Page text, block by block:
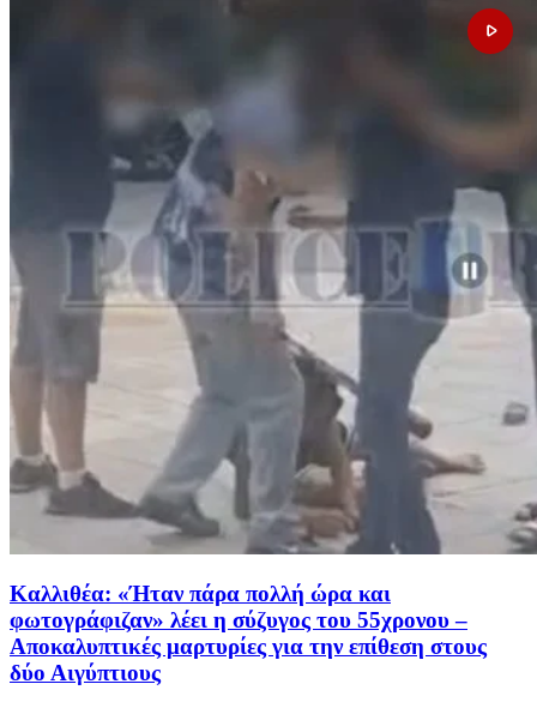
Καλλιθέα: «Ήταν πάρα πολλή ώρα και
φωτογράφιζαν» λέει η σύζυγος του 55χρονου –
Αποκαλυπτικές μαρτυρίες για την επίθεση στους
δύο Αιγύπτιους